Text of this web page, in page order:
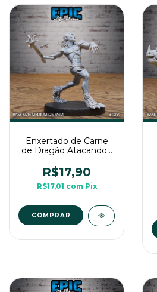
Enxertado de Carne
de Dragão Atacando -
3D Média Para RPG
de Mesa
R$17,90
R$17,01 com Pix
COMPRAR